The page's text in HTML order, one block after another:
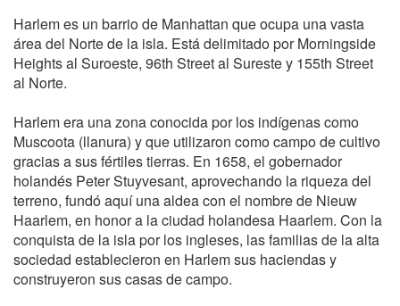
Harlem es un barrio de Manhattan que ocupa una vasta
área del Norte de la isla. Está delimitado por Morningside
Heights al Suroeste, 96th Street al Sureste y 155th Street
al Norte.
Harlem era una zona conocida por los indígenas como
Muscoota (llanura) y que utilizaron como campo de cultivo
gracias a sus fértiles tierras. En 1658, el gobernador
holandés Peter Stuyvesant, aprovechando la riqueza del
terreno, fundó aquí una aldea con el nombre de Nieuw
Haarlem, en honor a la ciudad holandesa Haarlem. Con la
conquista de la isla por los ingleses, las familias de la alta
sociedad establecieron en Harlem sus haciendas y
construyeron sus casas de campo.